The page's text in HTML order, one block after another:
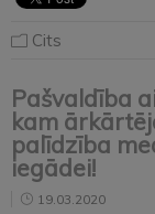
Cits
Pašvaldība
kam
palīdzība
iegādei!
19.03.2020